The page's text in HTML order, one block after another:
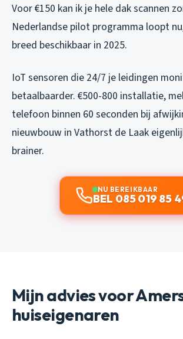
Voor €150 kan ik je hele dak scannen
Nederlandse pilot programma loopt
breed beschikbaar in 2025.
IoT sensoren die 24/7 je leidingen
betaalbaarder. €500-800 installatie,
telefoon binnen 60 seconden bij
nieuwbouw in Vathorst de Laak
brainer.
NU BEREIKBAAR
BEL 085 019 85
Mijn advies voor
huiseigenaren